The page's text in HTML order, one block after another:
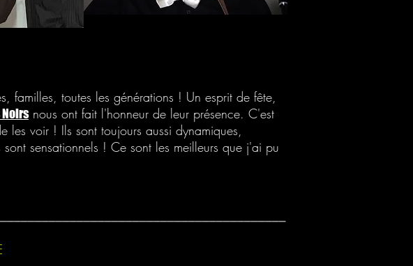
familles, toutes les générations ! Un esprit de fête,
Noirsnous ont fait l'honneur de leur présence. C'est
les voir ! Ils sont toujours aussi dynamiques,
sensationnels ! Ce sont les meilleurs que j'ai pu